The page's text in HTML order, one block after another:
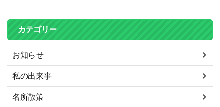
カテゴリー
お知らせ
私の出来事
名所散策